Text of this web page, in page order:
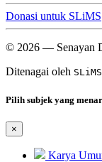
Donasi untuk SLiMS
© 2026 — Senayan
Ditenagai oleh SLiMS
Pilih subjek yang
×
Karya